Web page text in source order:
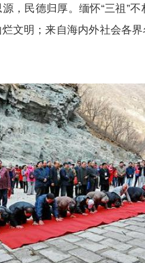
，民德归厚。缅怀“三祖”
文明；来自海内外社会各